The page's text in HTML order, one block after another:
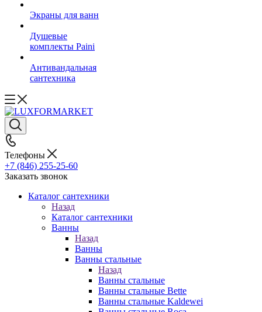
Экраны для ванн
Душевые
комплекты Paini
Антивандальная
сантехника
Телефоны
+7 (846) 255-25-60
Заказать звонок
Каталог сантехники
Назад
Каталог сантехники
Ванны
Назад
Ванны
Ванны стальные
Назад
Ванны стальные
Ванны стальные Bette
Ванны стальные Kaldewei